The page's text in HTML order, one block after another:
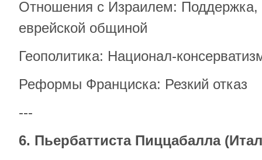
Отношения с Израилем: Поддержка,
еврейской общиной
Геополитика: Национал-
Реформы Франциска: Резкий отказ
---
6. Пьербаттиста Пиццабалла